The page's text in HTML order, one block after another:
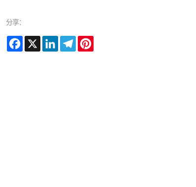
分享：
Facebook
X LinkedInTelegram